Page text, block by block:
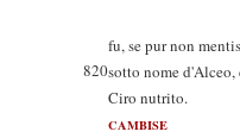
fu, se pur non
820sotto nome
Ciro nutrito.
CAMBISE